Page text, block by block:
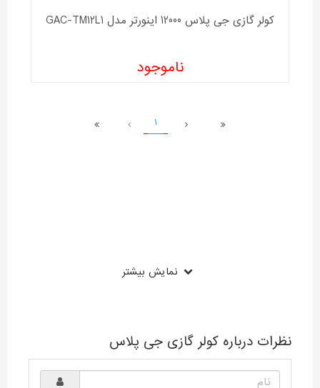
کولر گازی جی پلاس 12000 اینورتر مدل GAC-TM12L1
ناموجود
1
نمایش بیشتر
نظرات درباره کولر گازی جی پلاس